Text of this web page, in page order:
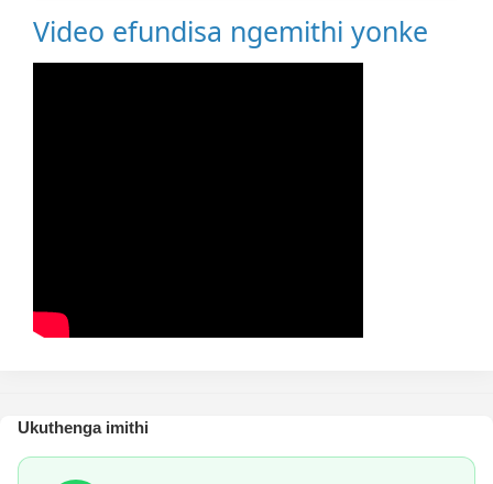
Video efundisa ngemithi yonke
Ukuthenga imithi